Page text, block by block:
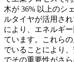
木が 36% 以上のシ
ルタイヤが活用さ
により、エネルギ
ています。これら
でいることにより
でその重要性がさ